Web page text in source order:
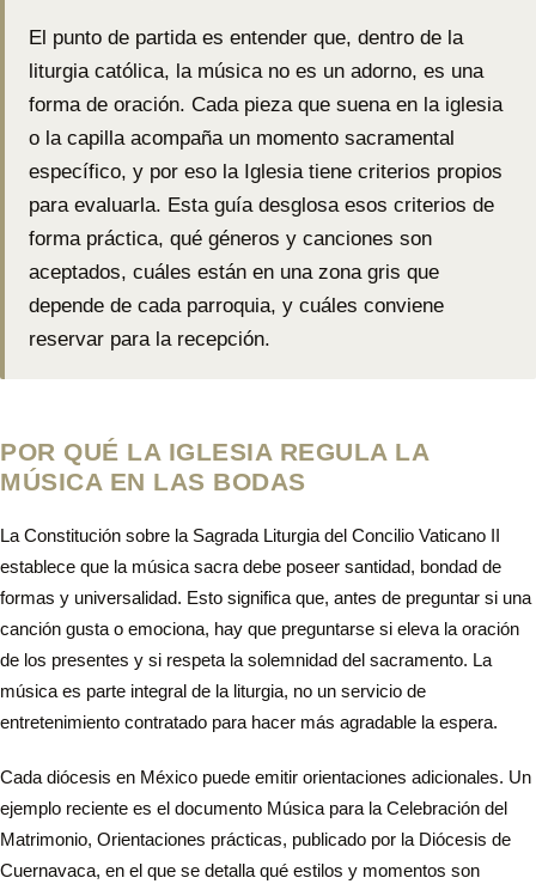
El punto de partida es entender que, dentro de la
liturgia católica, la música no es un adorno, es una
forma de oración. Cada pieza que suena en la iglesia
o la capilla acompaña un momento sacramental
específico, y por eso la Iglesia tiene criterios propios
para evaluarla. Esta guía desglosa esos criterios de
forma práctica, qué géneros y canciones son
aceptados, cuáles están en una zona gris que
depende de cada parroquia, y cuáles conviene
reservar para la recepción.
POR QUÉ LA IGLESIA REGULA LA
MÚSICA EN LAS BODAS
La Constitución sobre la Sagrada Liturgia del Concilio Vaticano II
establece que la música sacra debe poseer santidad, bondad de
formas y universalidad. Esto significa que, antes de preguntar si una
canción gusta o emociona, hay que preguntarse si eleva la oración
de los presentes y si respeta la solemnidad del sacramento. La
música es parte integral de la liturgia, no un servicio de
entretenimiento contratado para hacer más agradable la espera.
Cada diócesis en México puede emitir orientaciones adicionales. Un
ejemplo reciente es el documento Música para la Celebración del
Matrimonio, Orientaciones prácticas, publicado por la Diócesis de
Cuernavaca, en el que se detalla qué estilos y momentos son